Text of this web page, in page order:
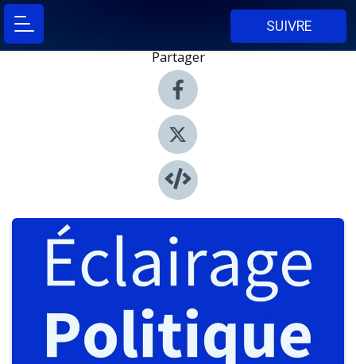
SUIVRE
Partager